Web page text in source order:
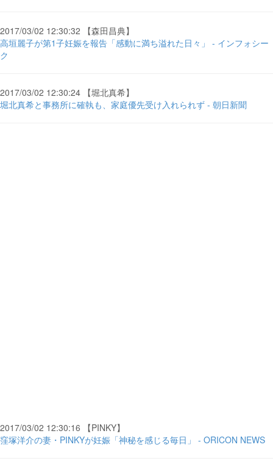
2017/03/02 12:30:32 【森田昌典】
高垣麗子が第1子妊娠を報告「感動に満ち溢れた日々」 - インフォシー
ク
2017/03/02 12:30:24 【堀北真希】
堀北真希と事務所に確執も、家庭優先受け入れられず - 朝日新聞
2017/03/02 12:30:16 【PINKY】
窪塚洋介の妻・PINKYが妊娠「神秘を感じる毎日」 - ORICON NEWS